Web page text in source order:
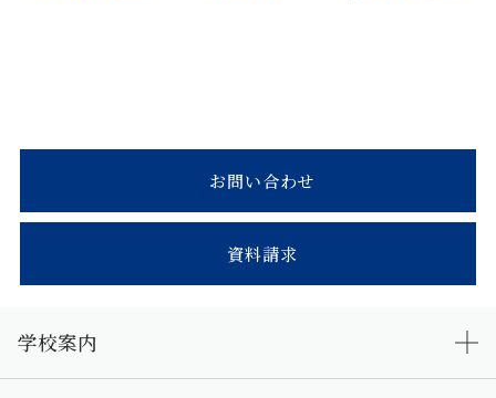
お問い合わせ
資料請求
学校案内